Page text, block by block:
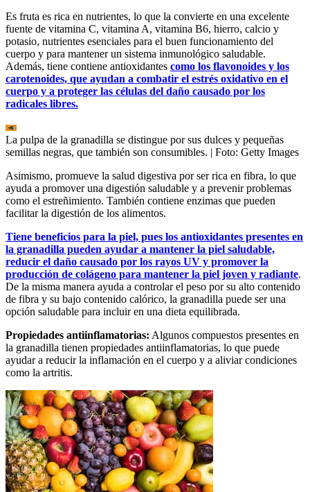
Es fruta es rica en nutrientes, lo que la convierte en una excelente
fuente de vitamina C, vitamina A, vitamina B6, hierro, calcio y
potasio, nutrientes esenciales para el buen funcionamiento del
cuerpo y para mantener un sistema inmunológico saludable.
Además, tiene contiene antioxidantes como los flavonoides y los
carotenoides, que ayudan a combatir el estrés oxidativo en el
cuerpo y a proteger las células del daño causado por los
radicales libres.
La pulpa de la granadilla se distingue por sus dulces y pequeñas
semillas negras, que también son consumibles. | Foto: Getty Images
Asimismo, promueve la salud digestiva por ser rica en fibra, lo que
ayuda a promover una digestión saludable y a prevenir problemas
como el estreñimiento. También contiene enzimas que pueden
facilitar la digestión de los alimentos.
Tiene beneficios para la piel, pues los antioxidantes presentes en
la granadilla pueden ayudar a mantener la piel saludable,
reducir el daño causado por los rayos UV y promover la
producción de colágeno para mantener la piel joven y radiante.
De la misma manera ayuda a controlar el peso por su alto contenido
de fibra y su bajo contenido calórico, la granadilla puede ser una
opción saludable para incluir en una dieta equilibrada.
Propiedades antiinflamatorias: Algunos compuestos presentes en
la granadilla tienen propiedades antiinflamatorias, lo que puede
ayudar a reducir la inflamación en el cuerpo y a aliviar condiciones
como la artritis.